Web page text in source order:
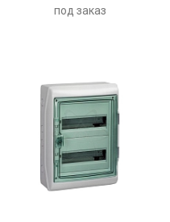
под заказ